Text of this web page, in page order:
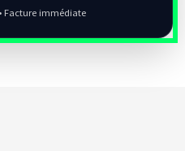
Facture immédiate